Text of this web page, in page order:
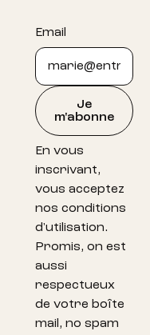
Email
Je
m'abonne
En vous
inscrivant,
vous acceptez
nos conditions
d'utilisation.
Promis, on est
aussi
respectueux
de votre boîte
mail, no spam